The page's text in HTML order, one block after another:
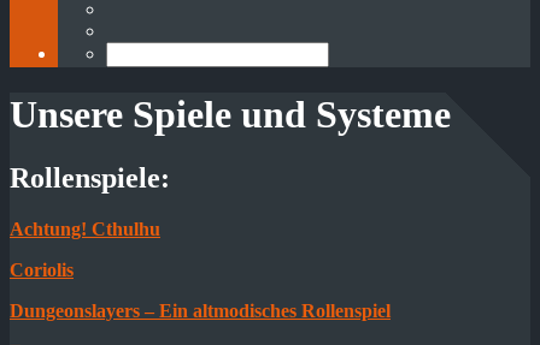
Unsere Spiele und Systeme
Rollenspiele:
Achtung! Cthulhu
Coriolis
Dungeonslayers – Ein altmodisches Rollenspiel